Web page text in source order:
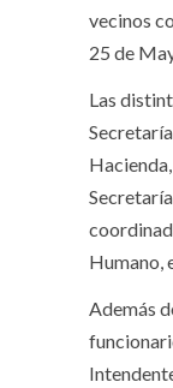
vecinos
25 de
Las
Humano,
Además